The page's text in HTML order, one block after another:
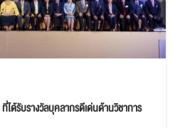
ด้รับรางวัลบุคลากรดีเด่นด้านวิชาการ